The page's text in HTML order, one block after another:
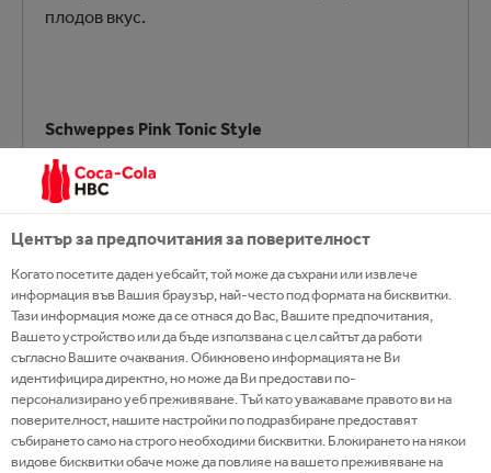
плодов вкус.
Schweppes Pink Tonic Style
Schweppes Pink Tonic Style е безалкохолна
Център за предпочитания за поверителност
Когато посетите даден уебсайт, той може да съхрани или извлече
информация във Вашия браузър, най-често под формата на бисквитки.
Тази информация може да се отнася до Вас, Вашите предпочитания,
Вашето устройство или да бъде използвана с цел сайтът да работи
съгласно Вашите очаквания. Обикновено информацията не Ви
идентифицира директно, но може да Ви предостави по-
персонализирано уеб преживяване. Тъй като уважаваме правото ви на
поверителност, нашите настройки по подразбиране предоставят
събирането само на строго необходими бисквитки. Блокирането на някои
видове бисквитки обаче може да повлияе на вашето преживяване на